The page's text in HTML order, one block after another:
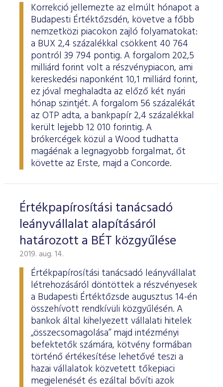
Korrekció jellemezte az elmúlt hónapot a
Budapesti Értéktőzsdén, követve a főbb
nemzetközi piacokon zajló folyamatokat:
a BUX 2,4 százalékkal csökkent 40 764
pontról 39 794 pontig. A forgalom 202,5
milliárd forint volt a részvénypiacon, ami
kereskedési naponként 10,1 milliárd forint,
ez jóval meghaladta az előző két nyári
hónap szintjét. A forgalom 56 százalékát
az OTP adta, a bankpapír 2,4 százalékkal
került lejjebb 12 010 forintig. A
brókercégek közül a Wood tudhatta
magáénak a legnagyobb forgalmat, őt
követte az Erste, majd a Concorde.
Értékpapírosítási tanácsadó
leányvállalat alapításáról
határozott a BÉT közgyűlése
2019. aug. 14.
Értékpapírosítási tanácsadó leányvállalat
létrehozásáról döntöttek a részvényesek
a Budapesti Értéktőzsde augusztus 14-én
összehívott rendkívüli közgyűlésén. A
bankok által kihelyezett vállalati hitelek
„összecsomagolása” majd intézményi
befektetők számára, kötvény formában
történő értékesítése lehetővé teszi a
hazai vállalatok közvetett tőkepiaci
megjelenését és ezáltal bővíti azok